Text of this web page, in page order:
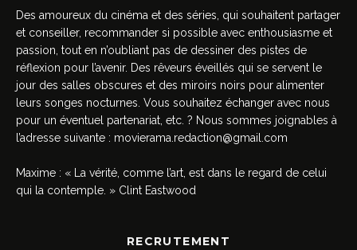
Des amoureux du cinéma et des séries, qui souhaitent partager
et conseiller, recommander si possible avec enthousiasme et
passion, tout en n’oubliant pas de dessiner des pistes de
réflexion pour l’avenir. Des rêveurs éveillés qui se servent le
jour des salles obscures et des miroirs noirs pour alimenter
leurs songes nocturnes. Vous souhaitez échanger avec nous
pour un éventuel partenariat, etc. ? Nous sommes joignables à
l’adresse suivante : movierama.redaction@gmail.com
Maxime : « La vérité, comme l’art, est dans le regard de celui
qui la contemple. » Clint Eastwood
RECRUTEMENT